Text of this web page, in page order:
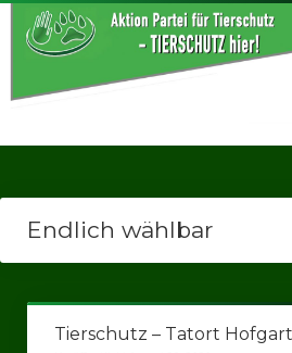
Endlich wählbar
Wir über uns
Tierschutz – Tatort